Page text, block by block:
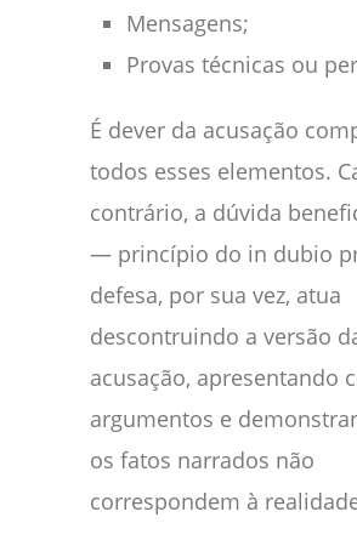
Mensagens;
Provas técnicas ou
É dever da acusação
todos esses elementos.
contrário, a dúvida
— princípio do in dubio
defesa, por sua vez, atua
descontruindo a versão
acusação, apresentando
argumentos e
os fatos narrados não
correspondem à